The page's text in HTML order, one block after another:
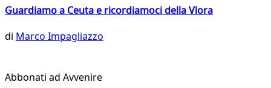
Guardiamo a Ceuta e ricordiamoci della Vlora
di Marco Impagliazzo
Abbonati ad Avvenire